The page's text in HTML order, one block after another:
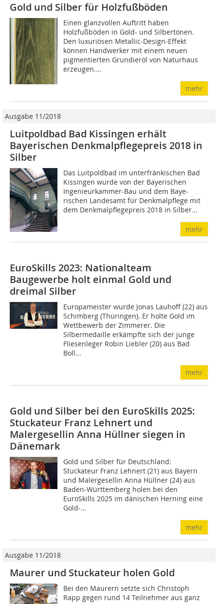
Gold und Silber für Holzfußböden
Einen glanzvollen Auftritt haben
Holzfußböden in Gold- und Silbertönen.
Den luxuriösen Metallic-Design-Effekt
können Handwerker mit einem neuen
pigmentierten Grundieröl von Naturhaus
erzeugen....
mehr
Ausgabe 11/2018
Luitpoldbad Bad Kissingen erhält
Bayerischen Denkmalpflegepreis 2018 in
Silber
Das Luitpoldbad im unterfränkischen Bad
Kissingen wurde von der Bayerischen
Ingenieurkammer-Bau und dem Baye-
rischen Landesamt für Denkmalpflege mit
dem Denkmalpflegepreis 2018 in Silber...
mehr
EuroSkills 2023: Nationalteam
Baugewerbe holt einmal Gold und
dreimal Silber
Europameister wurde Jonas Lauhoff (22) aus
Schimberg (Thüringen). Er holte Gold im
Wettbewerb der Zimmerer. Die
Silbermedaille erkämpfte sich der junge
Fliesenleger Robin Liebler (20) aus Bad
Boll...
mehr
Gold und Silber bei den EuroSkills 2025:
Stuckateur Franz Lehnert und
Malergesellin Anna Hüllner siegen in
Dänemark
Gold und Silber für Deutschland:
Stuckateur Franz Lehnert (21) aus Bayern
und Malergesellin Anna Hüllner (24) aus
Baden-Württemberg holen bei den
EuroSkills 2025 im dänischen Herning eine
Gold-...
mehr
Ausgabe 11/2018
Maurer und Stuckateur holen Gold
Bei den Maurern setzte sich Christoph
Rapp gegen rund 14 Teilnehmer aus ganz